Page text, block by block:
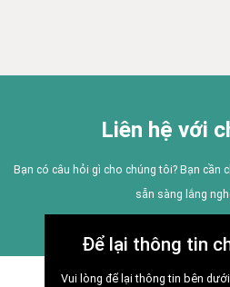
Liên hệ với
Bạn có câu hỏi gì cho chúng tôi? Bạn cần
sẵn sàng lắng
Để lại thông tin
Vui lòng để lại thông tin bên